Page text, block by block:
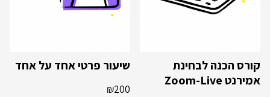
קורס הכנה לבחינת
אמירנט Zoom-Live
שיעור פרטי אחד על אחד
₪200